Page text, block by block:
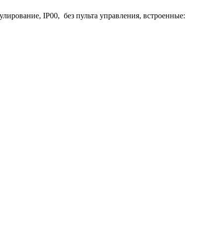
IP00, без пульта управления, встроенные: